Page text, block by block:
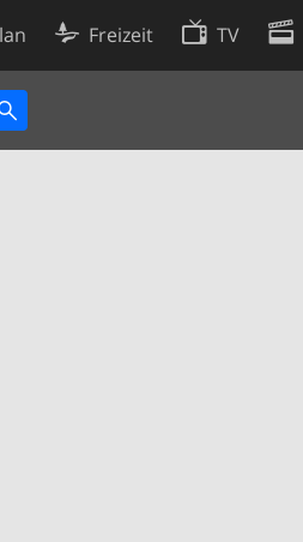
Freizeit TV
Richtlinie
Einstellungen